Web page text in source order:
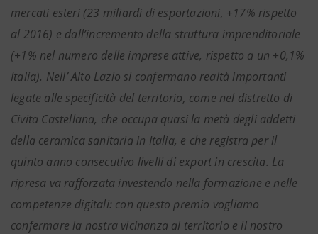
mercati esteri (23 miliardi di esportazioni, +17% rispetto
al 2016) e dall’incremento della struttura imprenditoriale
(+1% nel numero delle imprese attive, rispetto a un +0,1%
Italia). Nell’ Alto Lazio si confermano realtà importanti
legate alle specificità del territorio, come nel distretto di
Civita Castellana, che occupa quasi la metà degli addetti
della ceramica sanitaria in Italia, e che registra per il
quinto anno consecutivo livelli di export in crescita. La
ripresa va rafforzata investendo nella formazione e nelle
competenze digitali: con questo premio vogliamo
confermare la nostra vicinanza al territorio e il nostro